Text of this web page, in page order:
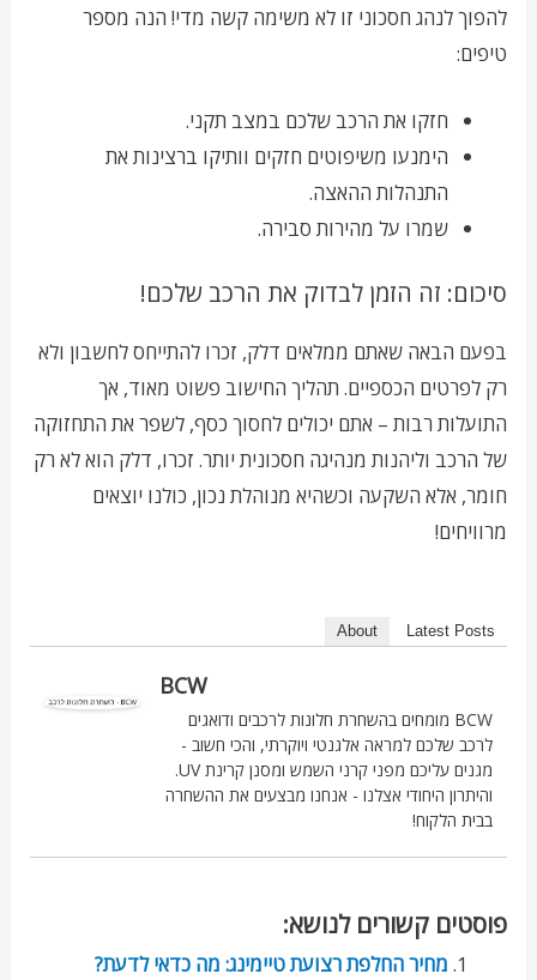
להפוך לנהג חסכוני זו לא משימה קשה מדי! הנה מספר
טיפים:
חזקו את הרכב שלכם במצב תקני.
הימנעו משיפוטים חזקים וותיקו ברצינות את
התנהלות ההאצה.
שמרו על מהירות סבירה.
סיכום: זה הזמן לבדוק את הרכב שלכם!
בפעם הבאה שאתם ממלאים דלק, זכרו להתייחס לחשבון ולא
רק לפרטים הכספיים. תהליך החישוב פשוט מאוד, אך
התועלות רבות – אתם יכולים לחסוך כסף, לשפר את התחזוקה
של הרכב וליהנות מנהיגה חסכונית יותר. זכרו, דלק הוא לא רק
חומר, אלא השקעה וכשהיא מנוהלת נכון, כולנו יוצאים
מרוויחים!
About Latest Posts
BCW
BCW מומחים בהשחרת חלונות לרכבים ודואגים
לרכב שלכם למראה אלגנטי ויוקרתי, והכי חשוב -
מגנים עליכם מפני קרני השמש ומסנן קרינת UV.
והיתרון היחודי אצלנו - אנחנו מבצעים את ההשחרה
בבית הלקוח!
פוסטים קשורים לנושא:
מחיר החלפת רצועת טיימינג: מה כדאי לדעת?